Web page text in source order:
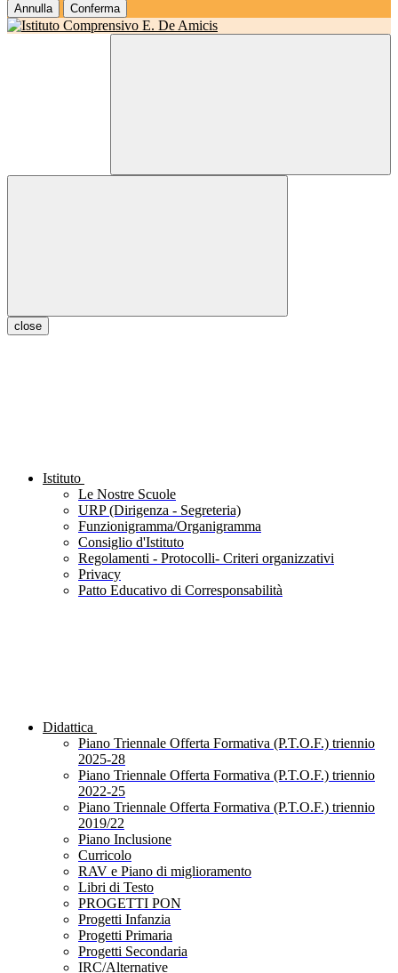
Annulla Conferma
close
Istituto
Le Nostre Scuole
URP (Dirigenza - Segreteria)
Funzionigramma/Organigramma
Consiglio d'Istituto
Regolamenti - Protocolli- Criteri organizzativi
Privacy
Patto Educativo di Corresponsabilità
Didattica
Piano Triennale Offerta Formativa (P.T.O.F.) triennio
2025-28
Piano Triennale Offerta Formativa (P.T.O.F.) triennio
2022-25
Piano Triennale Offerta Formativa (P.T.O.F.) triennio
2019/22
Piano Inclusione
Curricolo
RAV e Piano di miglioramento
Libri di Testo
PROGETTI PON
Progetti Infanzia
Progetti Primaria
Progetti Secondaria
IRC/Alternative